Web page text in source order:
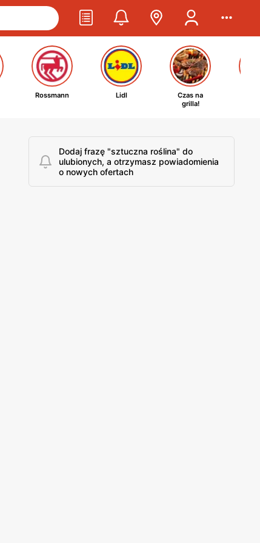
Rossmann Lidl
Czas na
grilla!
Dodaj frazę "sztuczna roślina" do
ulubionych, a otrzymasz powiadomienia
o nowych ofertach